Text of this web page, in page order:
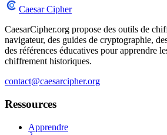
Caesar Cipher
CaesarCipher.org propose des outils de
navigateur, des guides de cryptographie,
des références éducatives pour apprendre
chiffrement historiques.
contact@caesarcipher.org
Ressources
Apprendre